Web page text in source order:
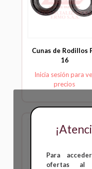
Cunas de Rodillos
16
Inicia sesión para
precios
Para
ofertas al